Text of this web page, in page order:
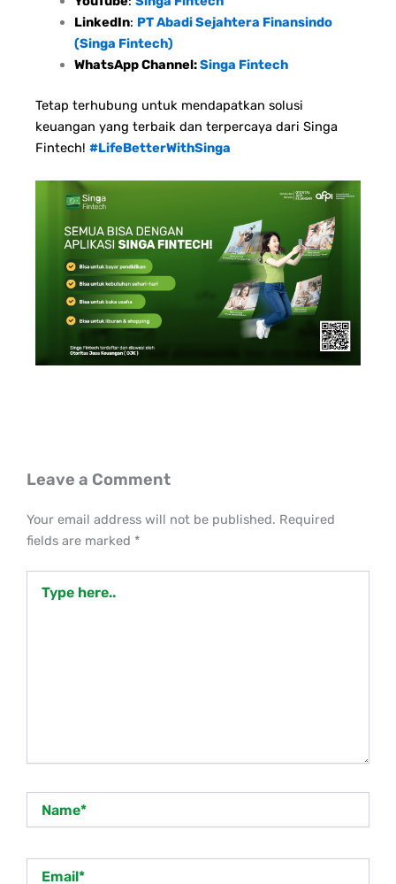
LinkedIn: PT Abadi Sejahtera Finansindo
(Singa Fintech)
WhatsApp Channel:Singa Fintech
Tetap terhubung untuk mendapatkan solusi
keuangan yang terbaik dan terpercaya dari Singa
Fintech! #LifeBetterWithSinga
Leave a Comment
Your email address will not be published. Required
fields are marked *
here..